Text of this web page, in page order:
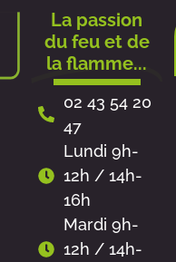
La passion
du feu et de
la flamme...
02 43 54 20
47
Lundi 9h-
12h / 14h-
16h
Mardi 9h-
12h / 14h-